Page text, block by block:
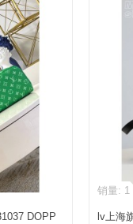
DOPP
销量: 1
lv上海